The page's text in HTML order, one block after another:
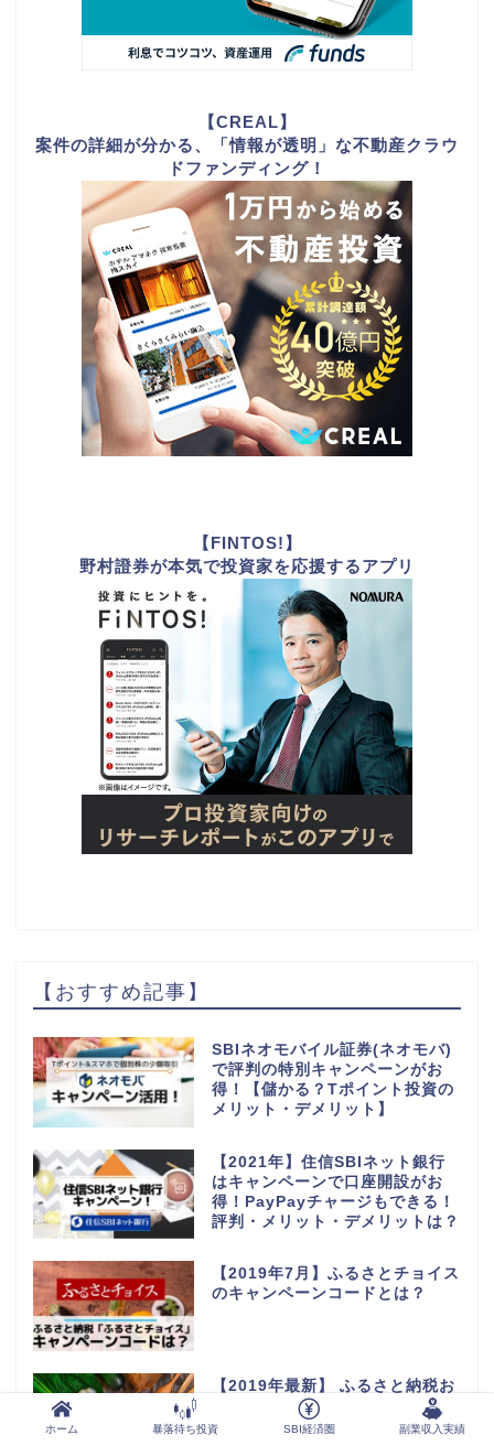
【CREAL】
案件の詳細が分かる、「情報が透明」な不動産クラウ
ドファンディング！
【FINTOS!】
野村證券が本気で投資家を応援するアプリ
【おすすめ記事】
SBIネオモバイル証券(ネオモバ)
で評判の特別キャンペーンがお
得！【儲かる？Tポイント投資の
メリット・デメリット】
【2021年】住信SBIネット銀行
はキャンペーンで口座開設がお
得！PayPayチャージもできる！
評判・メリット・デメリットは？
【2019年7月】ふるさとチョイス
のキャンペーンコードとは？
【2019年最新】 ふるさと納税お
すすめサイトNo.1は「さとふ
る」！比較とその理由
ホーム 暴落待ち投資 SBI経済圏 副業収入実績